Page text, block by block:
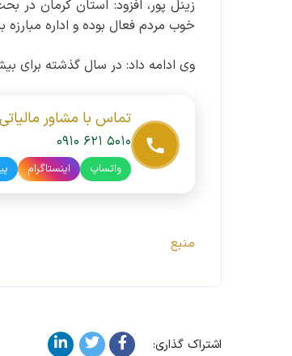
زینل پور، افزود: استان کرمان در
خوب مردم فعال بوده و اداره
وی ادامه داد: در سال گذشته برای بیش از ۷ هزار نفر از صنوف، ۲۱۸ ساعت آموزش در حوزه مالیاتی
تماس با مشاور مالیاتی
۰۹۱۰ ۶۲۱ ۵۰۱۰
واتساپ اینستاگرام
منبع
اشتراک گذاری: